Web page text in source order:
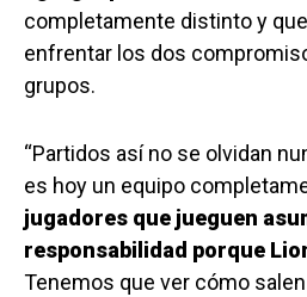
completamente distinto y
enfrentar los dos
grupos.
“Partidos así no se olvidan
es hoy un equipo
jugadores que jueguen
responsabilidad porque
Tenemos que ver cómo